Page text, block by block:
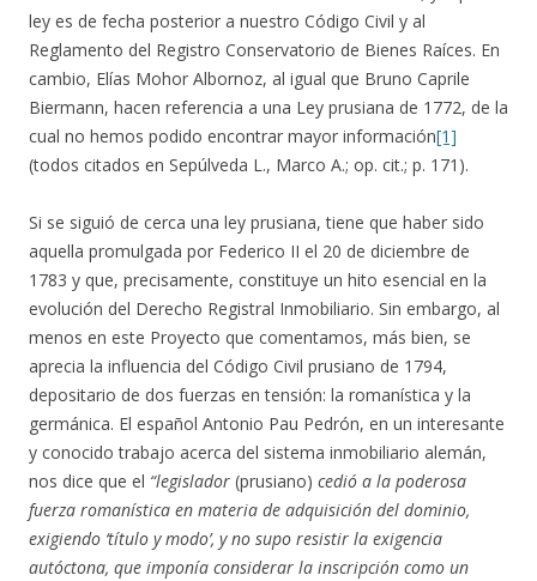
ley es de fecha posterior a nuestro Código Civil y al
Reglamento del Registro Conservatorio de Bienes Raíces. En
cambio, Elías Mohor Albornoz, al igual que Bruno Caprile
Biermann, hacen referencia a una Ley prusiana de 1772, de la
cual no hemos podido encontrar mayor información[1]
(todos citados en Sepúlveda L., Marco A.; op. cit.; p. 171).
Si se siguió de cerca una ley prusiana, tiene que haber sido
aquella promulgada por Federico II el 20 de diciembre de
1783 y que, precisamente, constituye un hito esencial en la
evolución del Derecho Registral Inmobiliario. Sin embargo, al
menos en este Proyecto que comentamos, más bien, se
aprecia la influencia del Código Civil prusiano de 1794,
depositario de dos fuerzas en tensión: la romanística y la
germánica. El español Antonio Pau Pedrón, en un interesante
y conocido trabajo acerca del sistema inmobiliario alemán,
nos dice que el “legislador (prusiano) cedió a la poderosa
fuerza romanística en materia de adquisición del dominio,
exigiendo ‘título y modo’, y no supo resistir la exigencia
autóctona, que imponía considerar la inscripción como un